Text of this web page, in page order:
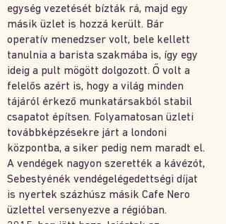
egység vezetését bízták rá, majd egy
másik üzlet is hozzá került. Bár
operatív menedzser volt, bele kellett
tanulnia a barista szakmába is, így egy
ideig a pult mögött dolgozott. Ő volt a
felelős azért is, hogy a világ minden
tájáról érkező munkatársakból stabil
csapatot építsen. Folyamatosan üzleti
továbbképzésekre járt a londoni
központba, a siker pedig nem maradt el.
A vendégek nagyon szerették a kávézót,
Sebestyénék vendégelégedettségi díjat
is nyertek százhúsz másik Cafe Nero
üzlettel versenyezve a régióban.